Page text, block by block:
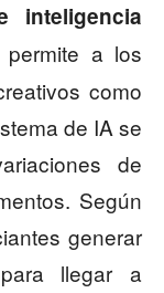
inteligencia
a los
como
de IA se
de
Según
generar
llegar a